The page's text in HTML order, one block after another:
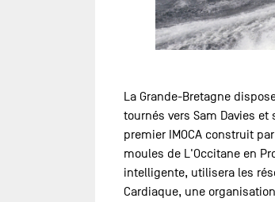
La Grande-Bretagne
tournés vers Sam Davies
premier IMOCA construit
moules de L'Occitane en
intelligente, utilisera les
Cardiaque, une